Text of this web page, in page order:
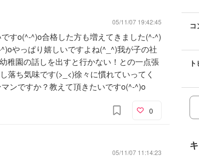
05/11/07 19:42:45
すo(^-^)o合格した方も増えてきました(^-^)
やっぱり嬉しいですよね(^_^)我が子の社
稚園の話しを出すと行かない！との一点張
落ち気味です(>_<)徐々に慣れていってく
ンですか？教えて頂きたいですo(^-^)o
0
05/11/07 11:14:23